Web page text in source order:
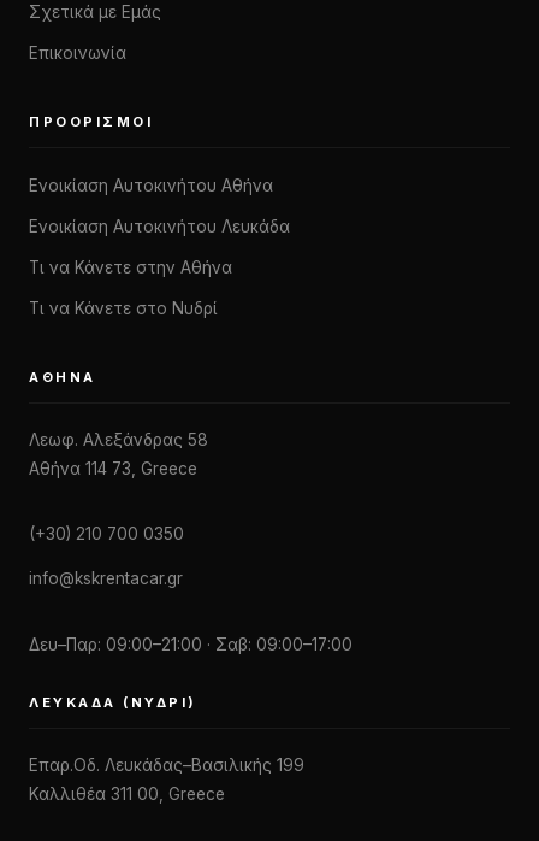
Σχετικά με Εμάς
Επικοινωνία
ΠΡΟΟΡΙΣΜΟΊ
Ενοικίαση Αυτοκινήτου Αθήνα
Ενοικίαση Αυτοκινήτου Λευκάδα
Τι να Κάνετε στην Αθήνα
Τι να Κάνετε στο Νυδρί
ΑΘΉΝΑ
Λεωφ. Αλεξάνδρας 58
Αθήνα 114 73, Greece
(+30) 210 700 0350
info@kskrentacar.gr
Δευ–Παρ: 09:00–21:00 · Σαβ: 09:00–17:00
ΛΕΥΚΆΔΑ (ΝΥΔΡΊ)
Επαρ.Οδ. Λευκάδας–Βασιλικής 199
Καλλιθέα 311 00, Greece